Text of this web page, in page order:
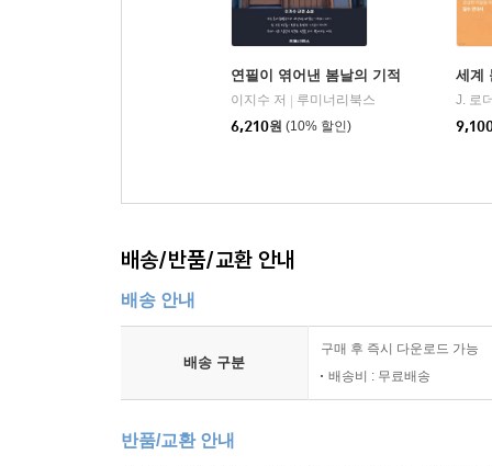
연필이 엮어낸 봄날의 기적
이지수 저 | 루미너리북스
6,210원 (10% 할인)
세계
J. 로
배송/반품/교환 안내
배송 안내
배송 구분
구매 후 즉시 다운로드 가능
배송비 : 무료배송
반품/교환 안내